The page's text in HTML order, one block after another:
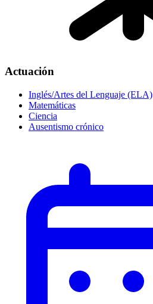
Actuación
Inglés/Artes del Lenguaje (ELA)
Matemáticas
Ciencia
Ausentismo crónico